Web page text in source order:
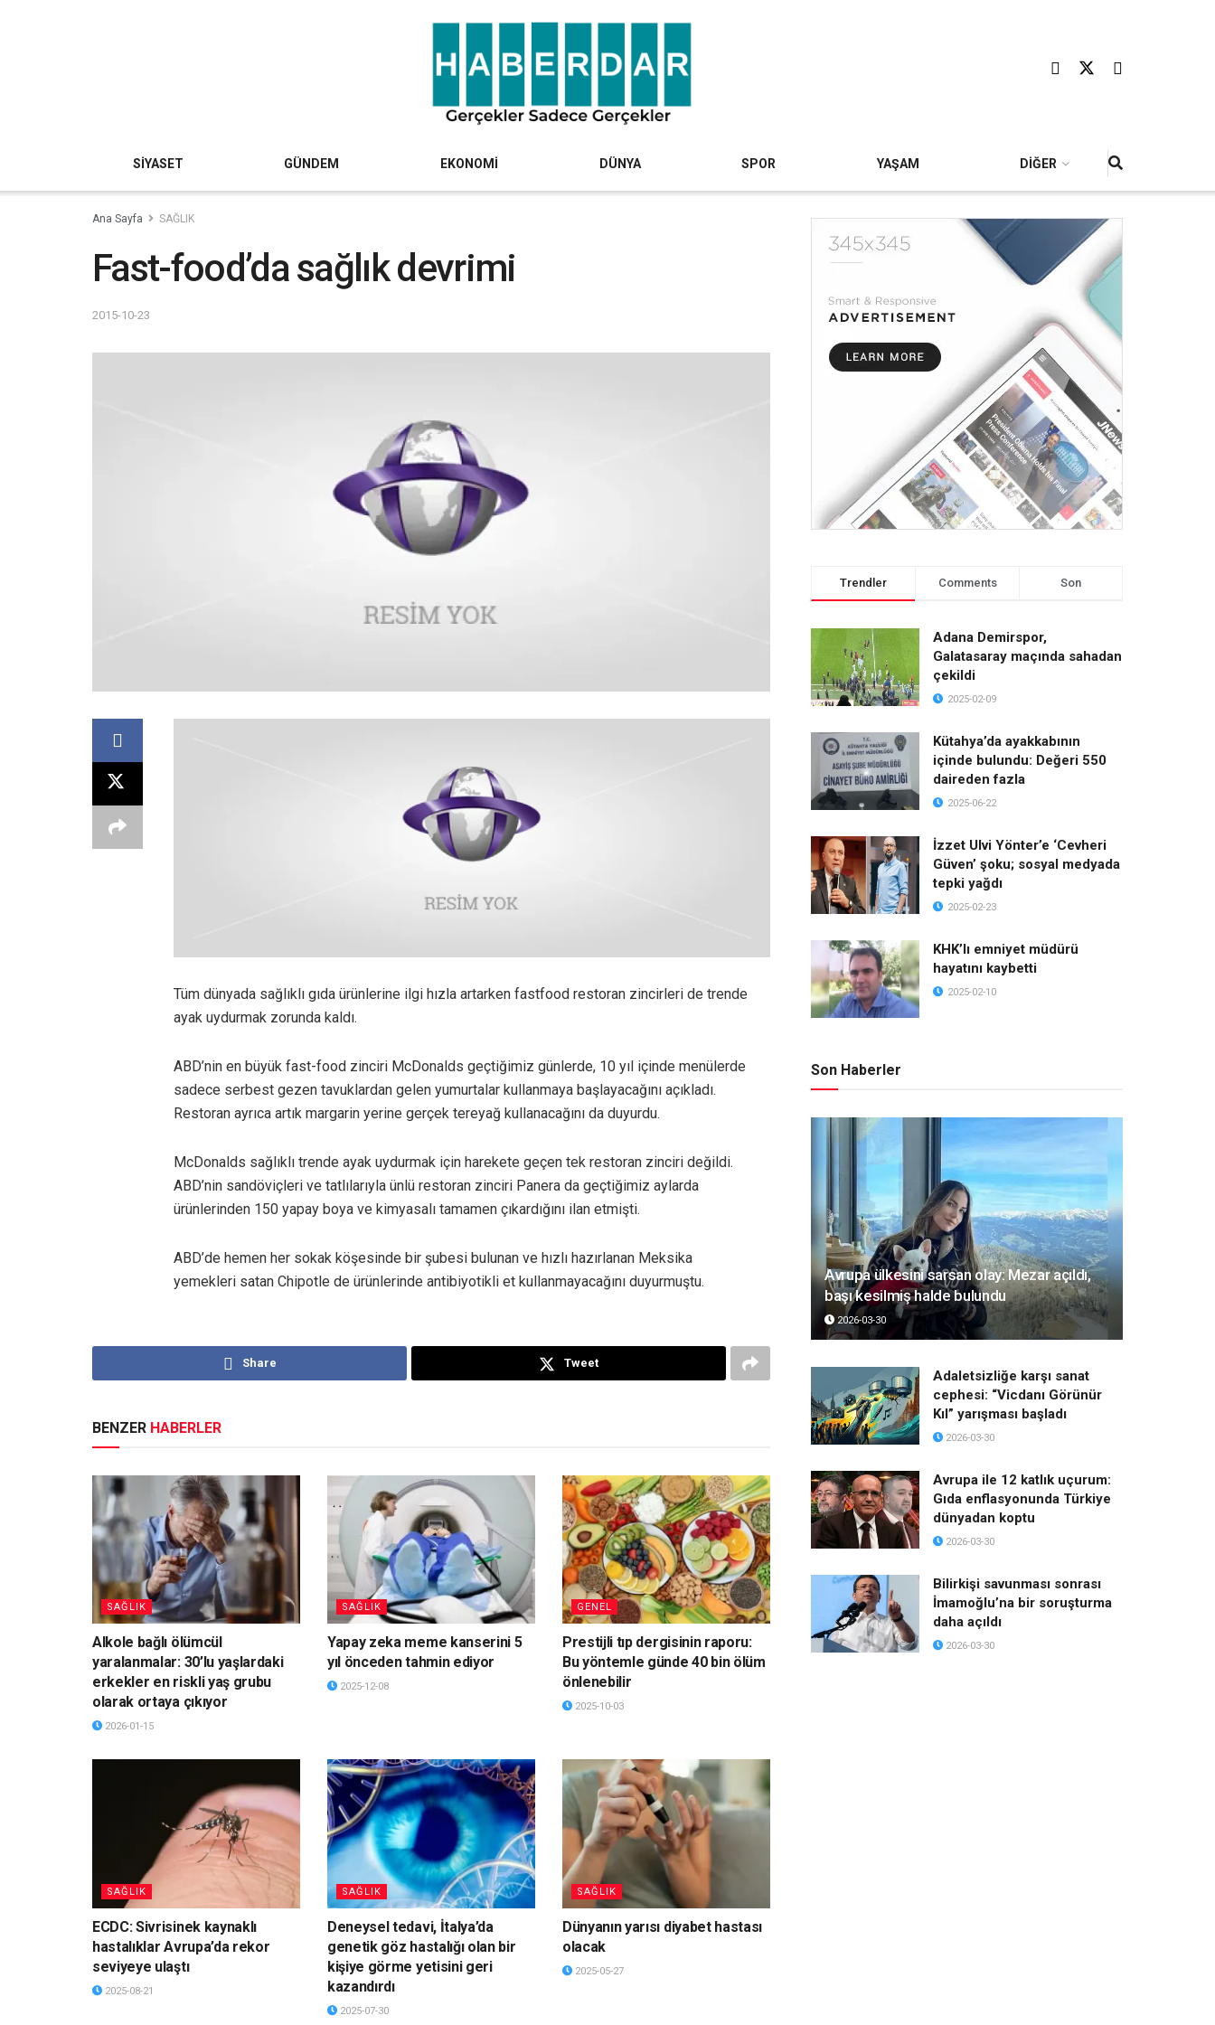
SİYASET GÜNDEM EKONOMİ DÜNYA SPOR YAŞAM DİĞER
Ana Sayfa SAĞLIK
Fast-food’da sağlık devrimi
2015-10-23
Tüm dünyada sağlıklı gıda ürünlerine ilgi hızla artarken fastfood restoran zincirleri de trende
ayak uydurmak zorunda kaldı.
ABD’nin en büyük fast-food zinciri McDonalds geçtiğimiz günlerde, 10 yıl içinde menülerde
sadece serbest gezen tavuklardan gelen yumurtalar kullanmaya başlayacağını açıkladı.
Restoran ayrıca artık margarin yerine gerçek tereyağ kullanacağını da duyurdu.
McDonalds sağlıklı trende ayak uydurmak için harekete geçen tek restoran zinciri değildi.
ABD’nin sandöviçleri ve tatlılarıyla ünlü restoran zinciri Panera da geçtiğimiz aylarda
ürünlerinden 150 yapay boya ve kimyasalı tamamen çıkardığını ilan etmişti.
ABD’de hemen her sokak köşesinde bir şubesi bulunan ve hızlı hazırlanan Meksika
yemekleri satan Chipotle de ürünlerinde antibiyotikli et kullanmayacağını duyurmuştu.
Share Tweet
BENZER HABERLER
SAĞLIK
Alkole bağlı ölümcül
yaralanmalar: 30’lu yaşlardaki
erkekler en riskli yaş grubu
olarak ortaya çıkıyor
2026-01-15
SAĞLIK
Yapay zeka meme kanserini 5
yıl önceden tahmin ediyor
2025-12-08
GENEL
Prestijli tıp dergisinin raporu:
Bu yöntemle günde 40 bin ölüm
önlenebilir
2025-10-03
SAĞLIK
ECDC: Sivrisinek kaynaklı
hastalıklar Avrupa’da rekor
seviyeye ulaştı
2025-08-21
SAĞLIK
Deneysel tedavi, İtalya’da
genetik göz hastalığı olan bir
kişiye görme yetisini geri
kazandırdı
2025-07-30
SAĞLIK
Dünyanın yarısı diyabet hastası
olacak
2025-05-27
Trendler Comments Son
Adana Demirspor,
Galatasaray maçında sahadan
çekildi
2025-02-09
Kütahya’da ayakkabının
içinde bulundu: Değeri 550
daireden fazla
2025-06-22
İzzet Ulvi Yönter’e ‘Cevheri
Güven’ şoku; sosyal medyada
tepki yağdı
2025-02-23
KHK’lı emniyet müdürü
hayatını kaybetti
2025-02-10
Son Haberler
Avrupa ülkesini sarsan olay: Mezar açıldı,
başı kesilmiş halde bulundu
2026-03-30
Adaletsizliğe karşı sanat
cephesi: “Vicdanı Görünür
Kıl” yarışması başladı
2026-03-30
Avrupa ile 12 katlık uçurum:
Gıda enflasyonunda Türkiye
dünyadan koptu
2026-03-30
Bilirkişi savunması sonrası
İmamoğlu’na bir soruşturma
daha açıldı
2026-03-30